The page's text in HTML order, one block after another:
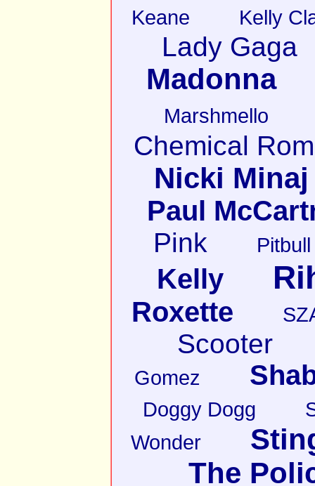
Keane Kelly
Lady Gaga
Madonna
Marshmello
Chemical
Nicki Minaj
Paul
Pink Pitbull
Kelly
Roxette
Scooter
Gomez
Doggy Dogg
Wonder
The